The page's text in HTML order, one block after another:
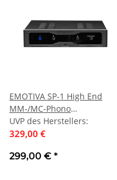
EMOTIVA SP-1 High End
MM-/MC-Phono
Vorverstärker mit Line-
Eingangs-Erweiterung | Neu
UVP des Herstellers:
329,00 €
299,00 € *